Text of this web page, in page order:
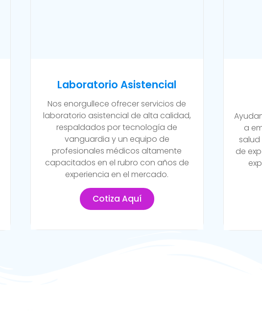
Laboratorio Asistencial
Nos enorgullece ofrecer servicios de
laboratorio asistencial de alta calidad,
respaldados por tecnología de
vanguardia y un equipo de
profesionales médicos altamente
capacitados en el rubro con años de
experiencia en el mercado.
Cotiza Aquí
a
de